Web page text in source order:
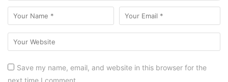
Save my name, email, and website in this browser for the
next time I comment.